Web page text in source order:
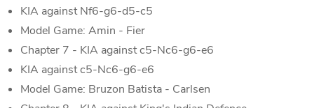
KIA against Nf6-g6-d5-c5
Model Game: Amin - Fier
Chapter 7 - KIA against c5-Nc6-g6-e6
KIA against c5-Nc6-g6-e6
Model Game: Bruzon Batista - Carlsen